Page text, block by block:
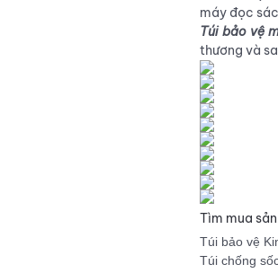
máy đọc
Túi bảo vệ
thương và
Tìm mua
Túi bảo vệ
Túi chống